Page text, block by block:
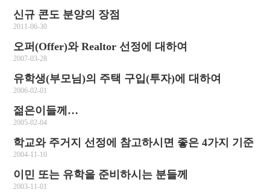
신규 콘도 분양의 장점
2011-06-30
오퍼(Offer)와 Realtor 선정에 대하여
2007-03-28
유학생(부모님)의 주택 구입(투자)에 대하여
2006-02-01
젊은이들께…
2005-02-04
학교와 주거지 선정에 참고하시면 좋은 4가지 기준
2004-11-10
이민 또는 유학을 준비하시는 분들께
2003-11-01